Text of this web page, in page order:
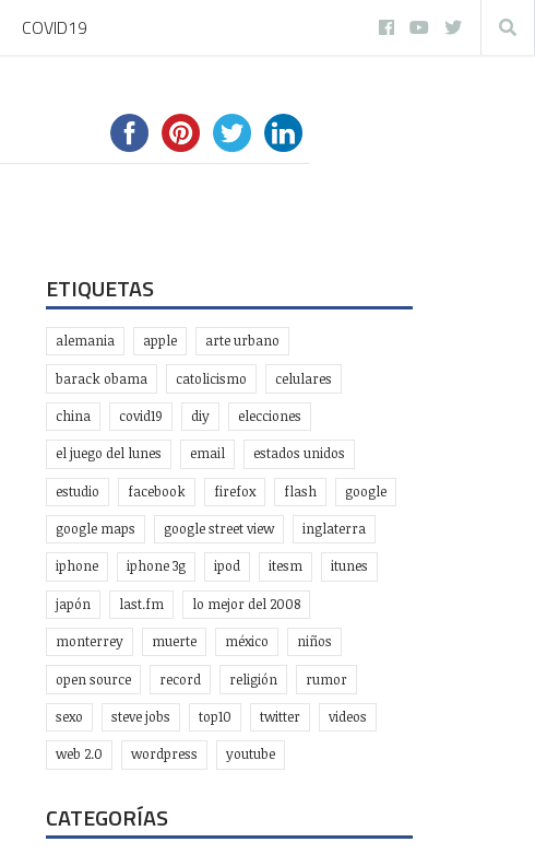
COVID19
ETIQUETAS
alemania apple arte urbano
barack obama catolicismo celulares
china covid19 diy elecciones
el juego del lunes email estados unidos
estudio facebook firefox flash google
google maps google street view inglaterra
iphone iphone 3g ipod itesm itunes
japón last.fm lo mejor del 2008
monterrey muerte méxico niños
open source record religión rumor
sexo steve jobs top10 twitter videos
web 2.0 wordpress youtube
CATEGORÍAS